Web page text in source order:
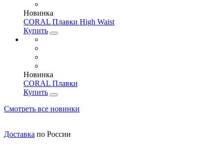
Новинка
CORAL Плавки High Waist
Купить
Новинка
CORAL Плавки
Купить
Смотреть все новинки
Доставка по России